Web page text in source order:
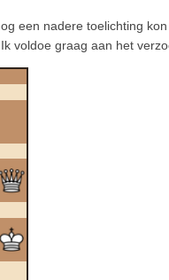
een nadere toelichting
voldoe graag aan het